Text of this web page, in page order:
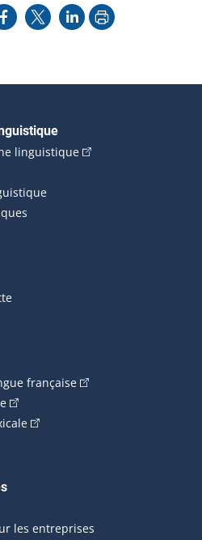
l'adresse
X LinkedInImprimer
linguistique(Cet hyperlien
française(Cet hyperlien
(Cet hyperlien externe s'ouvrira
(Cet hyperlien externe
externe s'ouvrira dans une
les entreprises